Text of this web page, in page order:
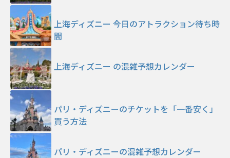
上海ディズニー 今日のアトラクション待ち時
間
上海ディズニー の混雑予想カレンダー
パリ・ディズニーのチケットを「一番安く」
買う方法
パリ・ディズニーの混雑予想カレンダー